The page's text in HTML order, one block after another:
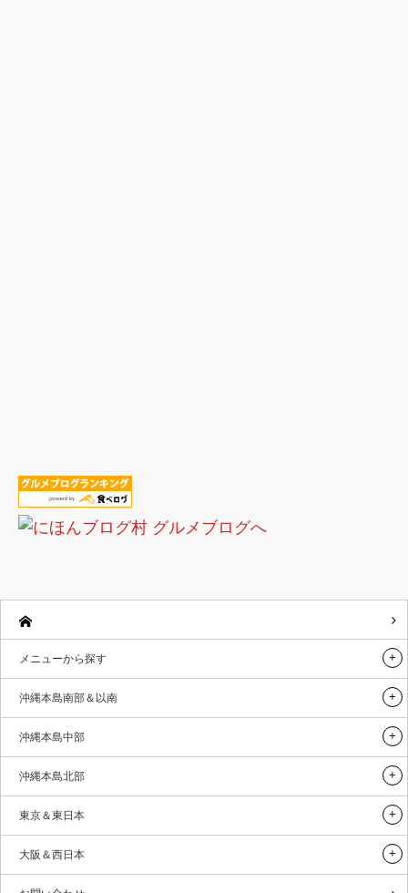
メニューから探す
沖縄本島南部＆以南
沖縄本島中部
沖縄本島北部
東京＆東日本
大阪＆西日本